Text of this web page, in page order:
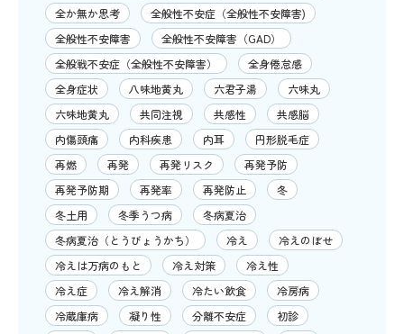
全か無か思考
全般性不安症（全般性不安障害)
全般性不安障害
全般性不安障害（GAD）
全般戦不安症（全般性不安障害）
全身倦怠感
全身症状
八味地黄丸 六君子湯
六味丸
六味地黄丸
共同注視 共感性
共感脳
内傷頭痛
内科疾患 内耳
円形脱毛症
再燃
再発 再発リスク
再発予防
再発予防期
再発率 再発防止
冬
冬土用
冬季うつ病
冬病夏治
冬病夏治（とうびょうかち）
冷え
冷えのぼせ
冷えは万病のもと
冷え対策
冷え性
冷え症
冷え解消 冷たい飲食
冷房病
冷蔵庫病
凝り性 分離不安症
初診